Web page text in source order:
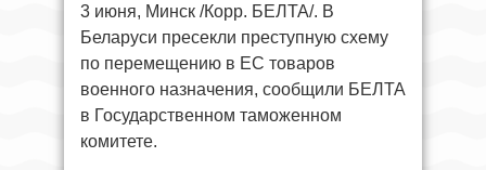
3 июня, Минск /Корр. БЕЛТА/. В
Беларуси пресекли преступную схему
по перемещению в ЕС товаров
военного назначения, сообщили БЕЛТА
в Государственном таможенном
комитете.